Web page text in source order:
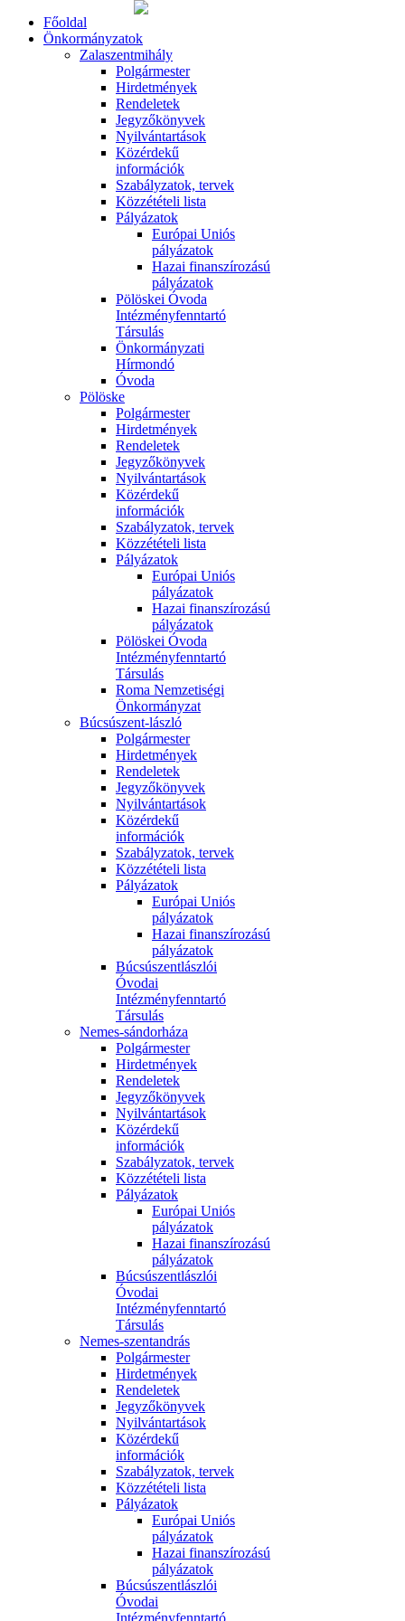
Főoldal
Önkormányzatok
Zalaszentmihály
Polgármester
Hirdetmények
Rendeletek
Jegyzőkönyvek
Nyilvántartások
Közérdekű
információk
Szabályzatok, tervek
Közzétételi lista
Pályázatok
Európai Uniós
pályázatok
Hazai finanszírozású
pályázatok
Pölöskei Óvoda
Intézményfenntartó
Társulás
Önkormányzati
Hírmondó
Óvoda
Pölöske
Polgármester
Hirdetmények
Rendeletek
Jegyzőkönyvek
Nyilvántartások
Közérdekű
információk
Szabályzatok, tervek
Közzétételi lista
Pályázatok
Európai Uniós
pályázatok
Hazai finanszírozású
pályázatok
Pölöskei Óvoda
Intézményfenntartó
Társulás
Roma Nemzetiségi
Önkormányzat
Búcsúszent-lászló
Polgármester
Hirdetmények
Rendeletek
Jegyzőkönyvek
Nyilvántartások
Közérdekű
információk
Szabályzatok, tervek
Közzétételi lista
Pályázatok
Európai Uniós
pályázatok
Hazai finanszírozású
pályázatok
Búcsúszentlászlói
Óvodai
Intézményfenntartó
Társulás
Nemes-sándorháza
Polgármester
Hirdetmények
Rendeletek
Jegyzőkönyvek
Nyilvántartások
Közérdekű
információk
Szabályzatok, tervek
Közzétételi lista
Pályázatok
Európai Uniós
pályázatok
Hazai finanszírozású
pályázatok
Búcsúszentlászlói
Óvodai
Intézményfenntartó
Társulás
Nemes-szentandrás
Polgármester
Hirdetmények
Rendeletek
Jegyzőkönyvek
Nyilvántartások
Közérdekű
információk
Szabályzatok, tervek
Közzétételi lista
Pályázatok
Európai Uniós
pályázatok
Hazai finanszírozású
pályázatok
Búcsúszentlászlói
Óvodai
Intézményfenntartó